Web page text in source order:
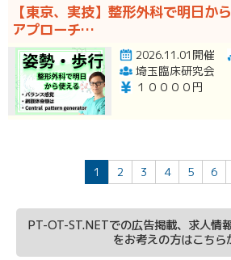
【東京、実技】整形外科で明日か
アプローチ…
2026.11.01開催
埼玉臨床研究会
１００００円
1 2 3 4 5 6
PT-OT-ST.NETでの広告掲載、求人情
をお考えの方はこちら